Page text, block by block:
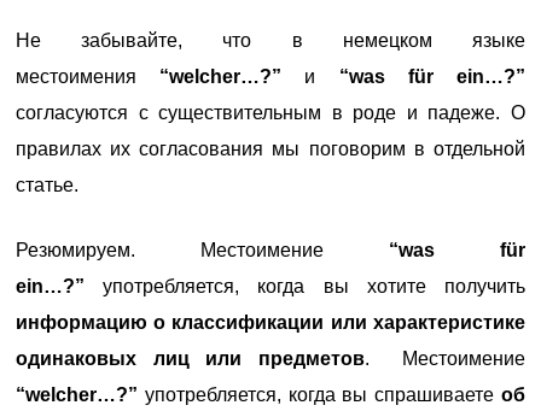
Не забывайте, что в немецком языке
местоимения “welcher…?” и “was für ein…?”
согласуются с существительным в роде и падеже. О
правилах их согласования мы поговорим в отдельной
статье.
Резюмируем. Местоимение “was für
ein…?”употребляется, когда вы хотите получить
информацию о классификации или характеристике
одинаковых лиц или предметов. Местоимение
“welcher…?”употребляется, когда вы спрашиваете об